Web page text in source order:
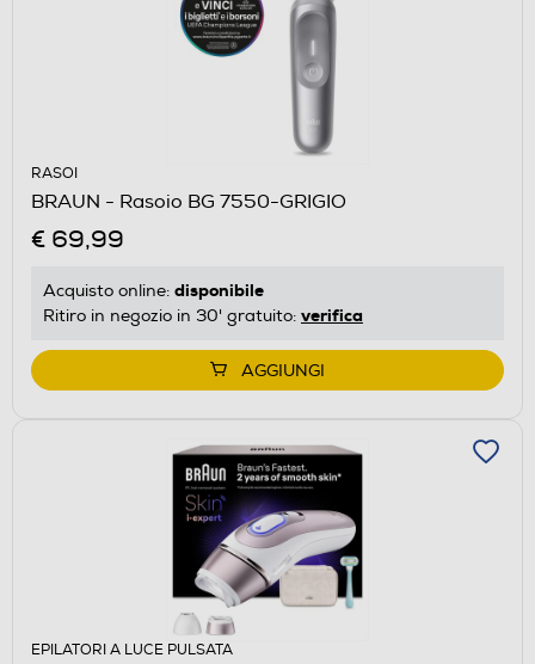
RASOI
BRAUN - Rasoio BG 7550-GRIGIO
€ 69,99
Acquisto online: disponibile
Ritiro in negozio in 30' gratuito: verifica
AGGIUNGI
EPILATORI A LUCE PULSATA